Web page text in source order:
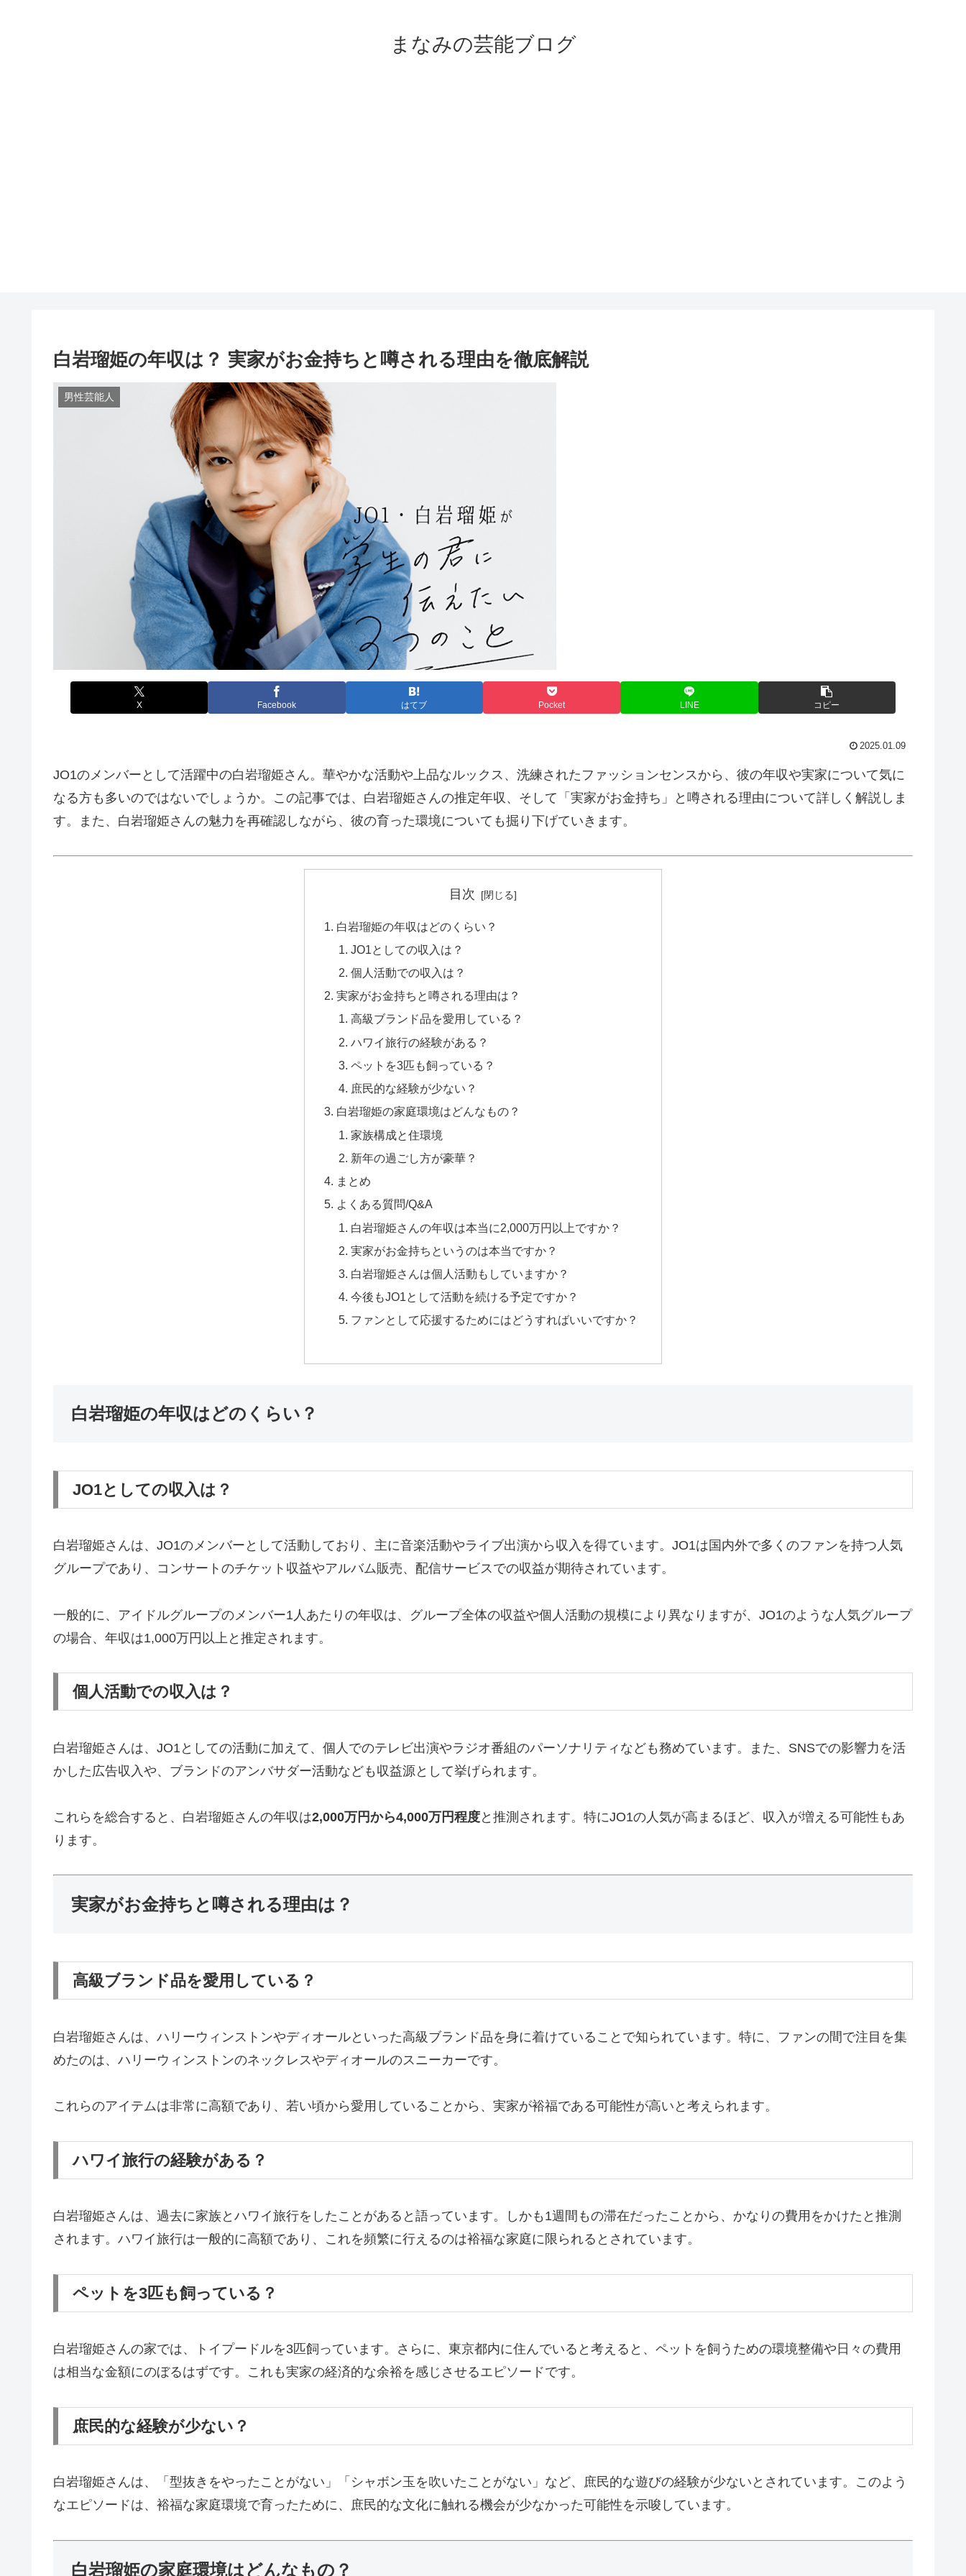
まなみの芸能ブログ
白岩瑠姫の年収は？ 実家がお金持ちと噂される理由を徹底解説
男性芸能人
X Facebook はてブ Pocket LINE コピー
2025.01.09
JO1のメンバーとして活躍中の白岩瑠姫さん。華やかな活動や上品なルックス、洗練されたファッションセンスから、彼の年収や実家について気に
なる方も多いのではないでしょうか。この記事では、白岩瑠姫さんの推定年収、そして「実家がお金持ち」と噂される理由について詳しく解説しま
す。また、白岩瑠姫さんの魅力を再確認しながら、彼の育った環境についても掘り下げていきます。
目次
白岩瑠姫の年収はどのくらい？
JO1としての収入は？
個人活動での収入は？
実家がお金持ちと噂される理由は？
高級ブランド品を愛用している？
ハワイ旅行の経験がある？
ペットを3匹も飼っている？
庶民的な経験が少ない？
白岩瑠姫の家庭環境はどんなもの？
家族構成と住環境
新年の過ごし方が豪華？
まとめ
よくある質問/Q&A
白岩瑠姫さんの年収は本当に2,000万円以上ですか？
実家がお金持ちというのは本当ですか？
白岩瑠姫さんは個人活動もしていますか？
今後もJO1として活動を続ける予定ですか？
ファンとして応援するためにはどうすればいいですか？
白岩瑠姫の年収はどのくらい？
JO1としての収入は？
白岩瑠姫さんは、JO1のメンバーとして活動しており、主に音楽活動やライブ出演から収入を得ています。JO1は国内外で多くのファンを持つ人気
グループであり、コンサートのチケット収益やアルバム販売、配信サービスでの収益が期待されています。
一般的に、アイドルグループのメンバー1人あたりの年収は、グループ全体の収益や個人活動の規模により異なりますが、JO1のような人気グループ
の場合、年収は1,000万円以上と推定されます。
個人活動での収入は？
白岩瑠姫さんは、JO1としての活動に加えて、個人でのテレビ出演やラジオ番組のパーソナリティなども務めています。また、SNSでの影響力を活
かした広告収入や、ブランドのアンバサダー活動なども収益源として挙げられます。
これらを総合すると、白岩瑠姫さんの年収は2,000万円から4,000万円程度と推測されます。特にJO1の人気が高まるほど、収入が増える可能性もあ
ります。
実家がお金持ちと噂される理由は？
高級ブランド品を愛用している？
白岩瑠姫さんは、ハリーウィンストンやディオールといった高級ブランド品を身に着けていることで知られています。特に、ファンの間で注目を集
めたのは、ハリーウィンストンのネックレスやディオールのスニーカーです。
これらのアイテムは非常に高額であり、若い頃から愛用していることから、実家が裕福である可能性が高いと考えられます。
ハワイ旅行の経験がある？
白岩瑠姫さんは、過去に家族とハワイ旅行をしたことがあると語っています。しかも1週間もの滞在だったことから、かなりの費用をかけたと推測
されます。ハワイ旅行は一般的に高額であり、これを頻繁に行えるのは裕福な家庭に限られるとされています。
ペットを3匹も飼っている？
白岩瑠姫さんの家では、トイプードルを3匹飼っています。さらに、東京都内に住んでいると考えると、ペットを飼うための環境整備や日々の費用
は相当な金額にのぼるはずです。これも実家の経済的な余裕を感じさせるエピソードです。
庶民的な経験が少ない？
白岩瑠姫さんは、「型抜きをやったことがない」「シャボン玉を吹いたことがない」など、庶民的な遊びの経験が少ないとされています。このよう
なエピソードは、裕福な家庭環境で育ったために、庶民的な文化に触れる機会が少なかった可能性を示唆しています。
白岩瑠姫の家庭環境はどんなもの？